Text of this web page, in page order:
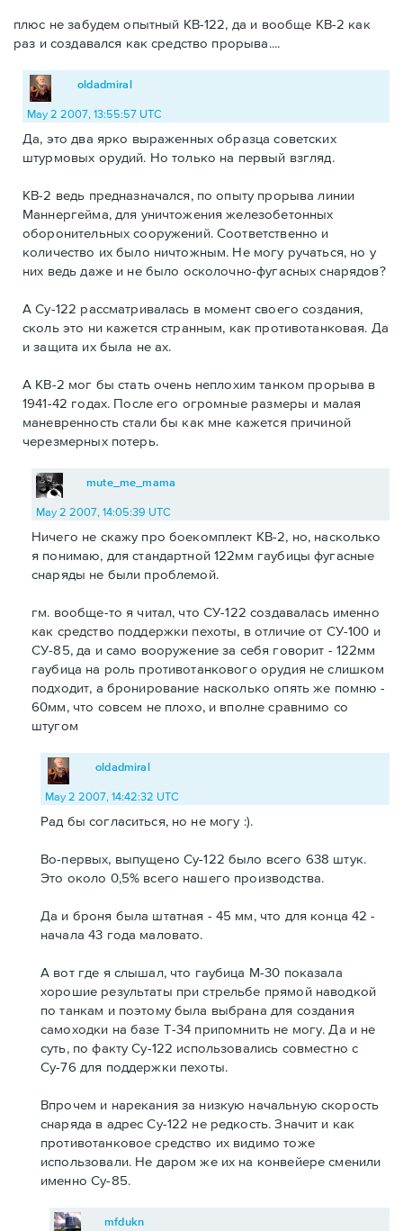
плюс не забудем опытный КВ-122, да и вообще КВ-2 как
раз и создавался как средство прорыва....
oldadmiral
May 2 2007, 13:55:57 UTC
Да, это два ярко выраженных образца советских
штурмовых орудий. Но только на первый взгляд.
КВ-2 ведь предназначался, по опыту прорыва линии
Маннергейма, для уничтожения железобетонных
оборонительных сооружений. Соответственно и
количество их было ничтожным. Не могу ручаться, но у
них ведь даже и не было осколочно-фугасных снарядов?
А Су-122 рассматривалась в момент своего создания,
сколь это ни кажется странным, как противотанковая. Да
и защита их была не ах.
А КВ-2 мог бы стать очень неплохим танком прорыва в
1941-42 годах. После его огромные размеры и малая
маневренность стали бы как мне кажется причиной
черезмерных потерь.
mute_me_mama
May 2 2007, 14:05:39 UTC
Ничего не скажу про боекомплект КВ-2, но, насколько
я понимаю, для стандартной 122мм гаубицы фугасные
снаряды не были проблемой.
гм. вообще-то я читал, что СУ-122 создавалась именно
как средство поддержки пехоты, в отличие от СУ-100 и
СУ-85, да и само вооружение за себя говорит - 122мм
гаубица на роль противотанкового орудия не слишком
подходит, а бронирование насколько опять же помню -
60мм, что совсем не плохо, и вполне сравнимо со
штугом
oldadmiral
May 2 2007, 14:42:32 UTC
Рад бы согласиться, но не могу :).
Во-первых, выпущено Су-122 было всего 638 штук.
Это около 0,5% всего нашего производства.
Да и броня была штатная - 45 мм, что для конца 42 -
начала 43 года маловато.
А вот где я слышал, что гаубица М-30 показала
хорошие результаты при стрельбе прямой наводкой
по танкам и поэтому была выбрана для создания
самоходки на базе Т-34 припомнить не могу. Да и не
суть, по факту Су-122 использовались совместно с
Су-76 для поддержки пехоты.
Впрочем и нарекания за низкую начальную скорость
снаряда в адрес Су-122 не редкость. Значит и как
противотанковое средство их видимо тоже
использовали. Не даром же их на конвейере сменили
именно Су-85.
mfdukn